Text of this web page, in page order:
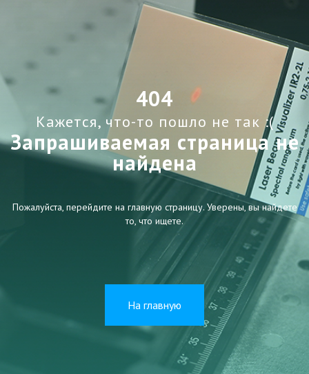
404
Кажется, что-то пошло не так :(
Запрашиваемая страница не
найдена
Пожалуйста, перейдите на главную страницу. Уверены, вы найдете
то, что ищете.
На главную